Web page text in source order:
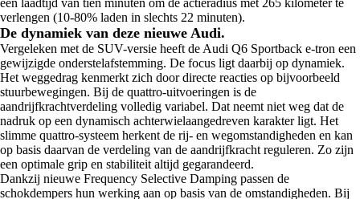
een laadtijd van tien minuten om de actieradius met 265 kilometer te
verlengen (10-80% laden in slechts 22 minuten).
De dynamiek van deze nieuwe Audi.
Vergeleken met de SUV-versie heeft de Audi Q6 Sportback e-tron een
gewijzigde onderstelafstemming. De focus ligt daarbij op dynamiek.
Het weggedrag kenmerkt zich door directe reacties op bijvoorbeeld
stuurbewegingen. Bij de quattro-uitvoeringen is de
aandrijfkrachtverdeling volledig variabel. Dat neemt niet weg dat de
nadruk op een dynamisch achterwielaangedreven karakter ligt. Het
slimme quattro-systeem herkent de rij- en wegomstandigheden en kan
op basis daarvan de verdeling van de aandrijfkracht reguleren. Zo zijn
een optimale grip en stabiliteit altijd gegarandeerd.
Dankzij nieuwe Frequency Selective Damping passen de
schokdempers hun werking aan op basis van de omstandigheden. Bij